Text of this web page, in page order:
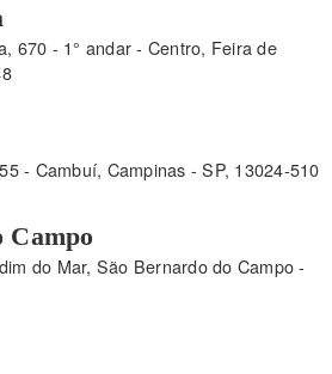
670 - 1° andar - Centro, Feira de
- Cambuí, Campinas - SP, 13024-510
Campo
do Mar, São Bernardo do Campo -